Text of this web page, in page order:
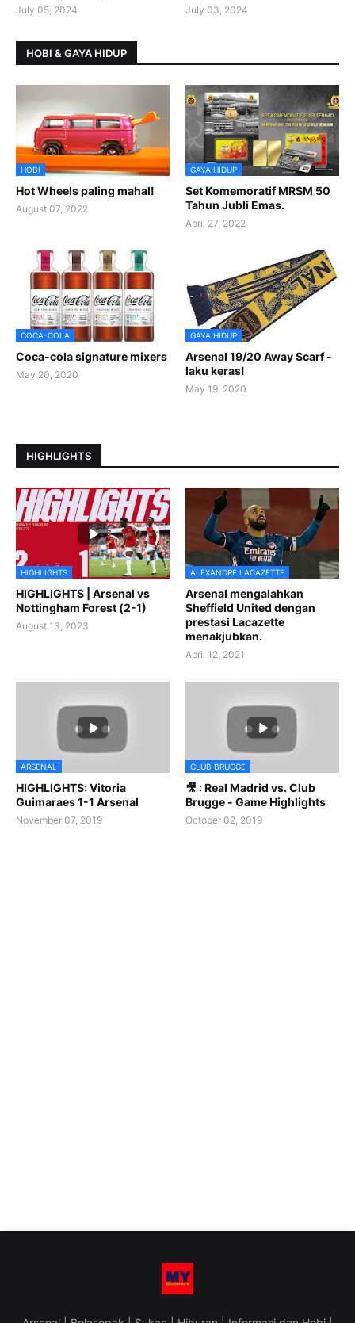
July 05, 2024 July 03, 2024
HOBI & GAYA HIDUP
HOBI
Hot Wheels paling mahal!
August 07, 2022
GAYA HIDUP
Set Komemoratif MRSM 50
Tahun Jubli Emas.
April 27, 2022
COCA-COLA
Coca-cola signature mixers
May 20, 2020
GAYA HIDUP
Arsenal 19/20 Away Scarf -
laku keras!
May 19, 2020
HIGHLIGHTS
HIGHLIGHTS
HIGHLIGHTS | Arsenal vs
Nottingham Forest (2-1)
August 13, 2023
ALEXANDRE LACAZETTE
Arsenal mengalahkan
Sheffield United dengan
prestasi Lacazette
menakjubkan.
April 12, 2021
ARSENAL
HIGHLIGHTS: Vitoria
Guimaraes 1-1 Arsenal
November 07, 2019
CLUB BRUGGE
🎥 : Real Madrid vs. Club
Brugge - Game Highlights
October 02, 2019